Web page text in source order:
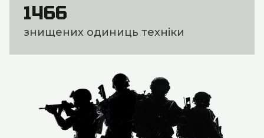
1466
знищених одиниць техніки